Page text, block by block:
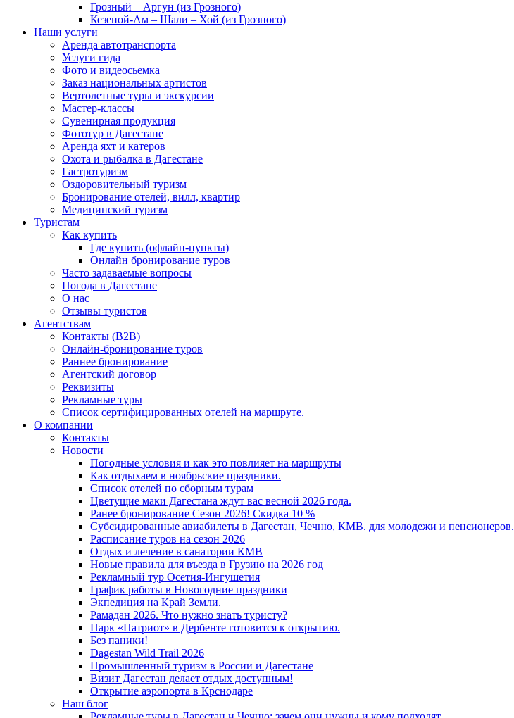
Грозный – Аргун (из Грозного)
Кезеной-Ам – Шали – Хой (из Грозного)
Наши услуги
Аренда автотранспорта
Услуги гида
Фото и видеосьемка
Заказ национальных артистов
Вертолетные туры и экскурсии
Мастер-классы
Сувенирная продукция
Фототур в Дагестане
Аренда яхт и катеров
Охота и рыбалка в Дагестане
Гастротуризм
Оздоровительный туризм
Бронирование отелей, вилл, квартир
Медицинский туризм
Туристам
Как купить
Где купить (офлайн-пункты)
Онлайн бронирование туров
Часто задаваемые вопросы
Погода в Дагестане
О нас
Отзывы туристов
Агентствам
Контакты (B2B)
Онлайн-бронирование туров
Раннее бронирование
Агентский договор
Реквизиты
Рекламные туры
Список сертифицированных отелей на маршруте.
О компании
Контакты
Новости
Погодные условия и как это повлияет на маршруты
Как отдыхаем в ноябрьские праздники.
Список отелей по сборным турам
Цветущие маки Дагестана ждут вас весной 2026 года.
Ранее бронирование Сезон 2026! Скидка 10 %
Субсидированные авиабилеты в Дагестан, Чечню, КМВ. для молодежи и пенсионеров.
Расписание туров на сезон 2026
Отдых и лечение в санатории КМВ
Новые правила для въезда в Грузию на 2026 год
Рекламный тур Осетия-Ингушетия
График работы в Новогодние праздники
Экпедиция на Край Земли.
Рамадан 2026. Что нужно знать туристу?
Парк «Патриот» в Дербенте готовится к открытию.
Без паники!
Dagestan Wild Trail 2026
Промышленный туризм в России и Дагестане
Визит Дагестан делает отдых доступным!
Открытие аэропорта в Крснодаре
Наш блог